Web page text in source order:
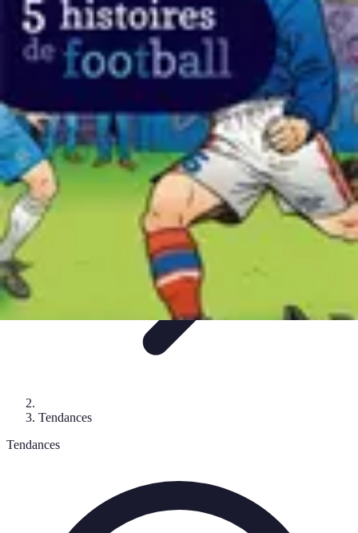
Top Footballeurs
Talents Émergentstalents émergentsHistoire du football
émergents
Tendances
Tendances
Tendances